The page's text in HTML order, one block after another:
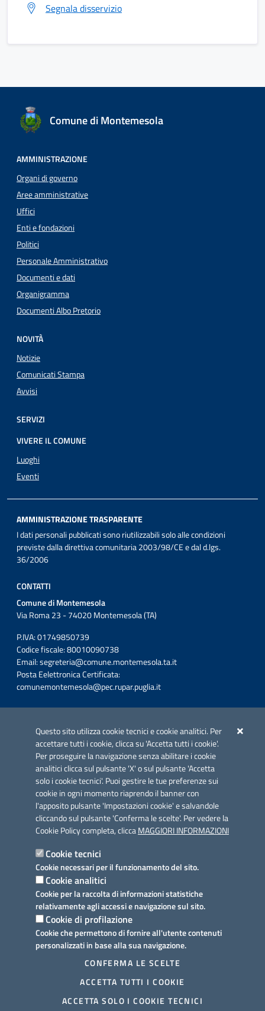
Questo sito utilizza cookie tecnici e cookie analitici. Per
accettare tutti i cookie, clicca su 'Accetta tutti i cookie'.
Per proseguire la navigazione senza abilitare i cookie
analitici clicca sul pulsante 'X' o sul pulsante 'Accetta
solo i cookie tecnici'. Puoi gestire le tue preferenze sui
cookie in ogni momento riaprendo il banner con
l'apposito pulsante 'Impostazioni cookie' e salvandole
cliccando sul pulsante 'Conferma le scelte'. Per vedere la
Cookie Policy completa, cliccaMAGGIORI INFORMAZIONI
Cookie tecnici
Cookie necessari per il funzionamento del sito.
Cookie analitici
Cookie per la raccolta di informazioni statistiche
relativamente agli accessi e navigazione sul sito.
Cookie di profilazione
Cookie che permettono di fornire all'utente contenuti
personalizzati in base alla sua navigazione.
CONFERMA LE SCELTE
ACCETTA TUTTI I COOKIE
ACCETTA SOLO I COOKIE TECNICI
Segnala disservizio
Comune di Montemesola
AMMINISTRAZIONE
Organi di governo
Aree amministrative
Uffici
Enti e fondazioni
Politici
Personale Amministrativo
Documenti e dati
Organigramma
Documenti Albo Pretorio
NOVITÀ
Notizie
Comunicati Stampa
Avvisi
SERVIZI
VIVERE IL COMUNE
Luoghi
Eventi
AMMINISTRAZIONE TRASPARENTE
I dati personali pubblicati sono riutilizzabili solo alle condizioni
previste dalla direttiva comunitaria 2003/98/CE e dal d.lgs.
36/2006
CONTATTI
Comune di Montemesola
Via Roma 23 - 74020 Montemesola (TA)
P.IVA: 01749850739
Codice fiscale: 80010090738
Email:segreteria@comune.montemesola.ta.it
Posta Eelettronica Certificata:
comunemontemesola@pec.rupar.puglia.it
Azione 2.3.
Link utili
Informativa privacy
Dichiarazione di accessibilità
Note legali
Domande frequenti
Richiesta assistenza
Prenotazione appuntamento
Segnalazione disservizio
Mappa del sito